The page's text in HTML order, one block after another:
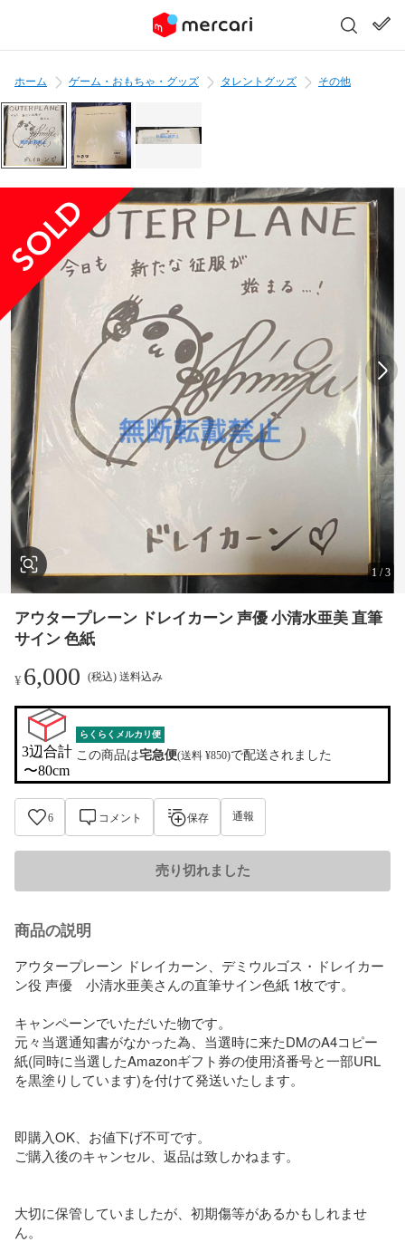
ホーム ゲーム・おもちゃ・グッズ タレントグッズ その他
1 /3
アウタープレーン ドレイカーン 声優 小清水亜美 直筆
サイン 色紙
¥6,000 (税込) 送料込み
3辺合計
〜80cm
らくらくメルカリ便
この商品は宅急便(送料 ¥850)で配送されました
6 コメント 保存 通報
売り切れました
商品の説明
アウタープレーン ドレイカーン、デミウルゴス・ドレイカー
ン役 声優　小清水亜美さんの直筆サイン色紙 1枚です。
キャンペーンでいただいた物です。
元々当選通知書がなかった為、当選時に来たDMのA4コピー
紙(同時に当選したAmazonギフト券の使用済番号と一部URL
を黒塗りしています)を付けて発送いたします。
即購入OK、お値下げ不可です。
ご購入後のキャンセル、返品は致しかねます。
大切に保管していましたが、初期傷等があるかもしれませ
ん。